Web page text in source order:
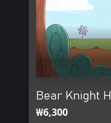
Bear Knight
₩6,300